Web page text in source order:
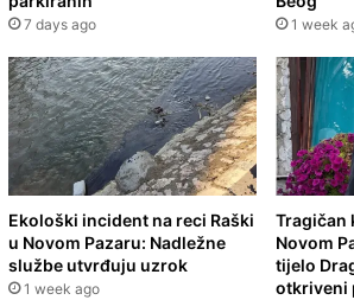
7 days ago 1 week
Ekološki incident na reci Raški
u Novom Pazaru: Nadležne
službe utvrđuju uzrok
1 week ago
Tragičan
Novom
tijelo
otkriveni